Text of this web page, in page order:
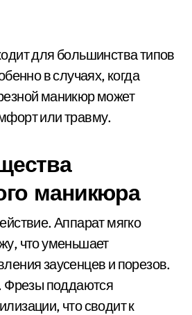
для большинства типов
в случаях, когда
маникюр может
или травму.
маникюра
Аппарат мягко
что уменьшает
заусенцев и порезов.
Фрезы поддаются
что сводит к